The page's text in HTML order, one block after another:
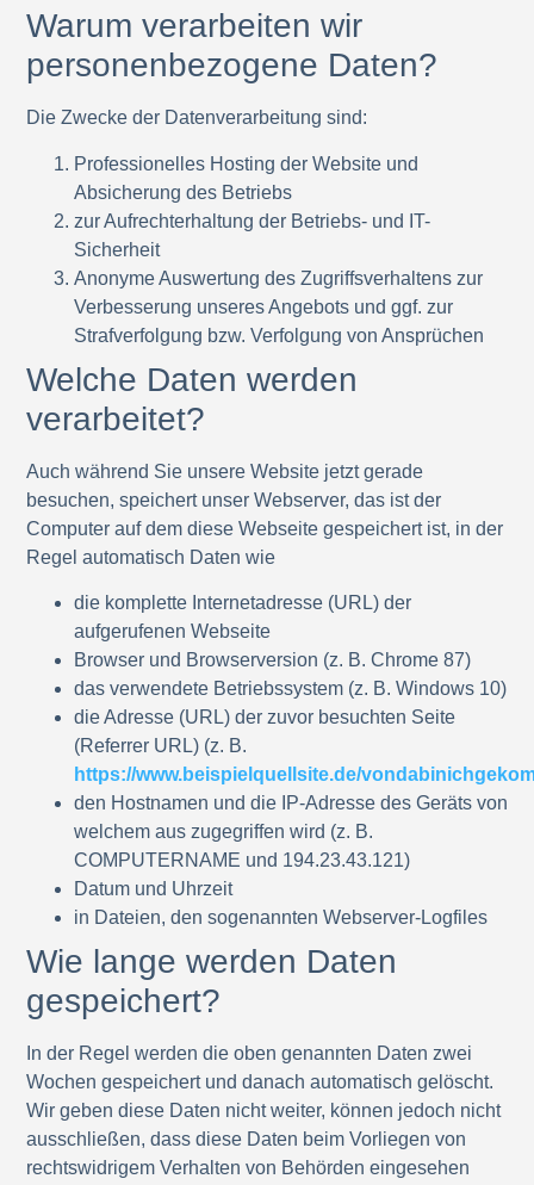
Warum verarbeiten wir
personenbezogene Daten?
Die Zwecke der Datenverarbeitung sind:
Professionelles Hosting der Website und
Absicherung des Betriebs
zur Aufrechterhaltung der Betriebs- und IT-
Sicherheit
Anonyme Auswertung des Zugriffsverhaltens zur
Verbesserung unseres Angebots und ggf. zur
Strafverfolgung bzw. Verfolgung von Ansprüchen
Welche Daten werden
verarbeitet?
Auch während Sie unsere Website jetzt gerade
besuchen, speichert unser Webserver, das ist der
Computer auf dem diese Webseite gespeichert ist, in der
Regel automatisch Daten wie
die komplette Internetadresse (URL) der
aufgerufenen Webseite
Browser und Browserversion (z. B. Chrome 87)
das verwendete Betriebssystem (z. B. Windows 10)
die Adresse (URL) der zuvor besuchten Seite
(Referrer URL) (z. B.
https://www.beispielquellsite.de/
den Hostnamen und die IP-Adresse des Geräts von
welchem aus zugegriffen wird (z. B.
COMPUTERNAME und 194.23.43.121)
Datum und Uhrzeit
in Dateien, den sogenannten Webserver-Logfiles
Wie lange werden Daten
gespeichert?
In der Regel werden die oben genannten Daten zwei
Wochen gespeichert und danach automatisch gelöscht.
Wir geben diese Daten nicht weiter, können jedoch nicht
ausschließen, dass diese Daten beim Vorliegen von
rechtswidrigem Verhalten von Behörden eingesehen